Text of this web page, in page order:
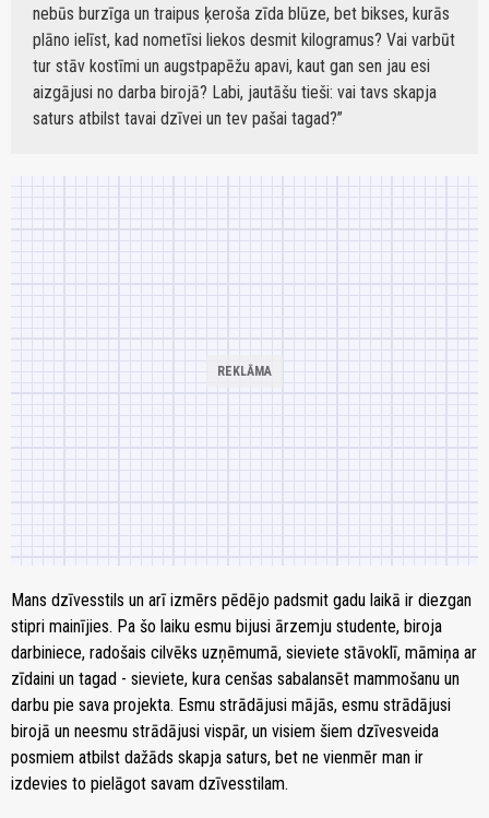
nebūs burzīga un traipus ķeroša zīda blūze, bet bikses, kurās
plāno ielīst, kad nometīsi liekos desmit kilogramus? Vai varbūt
tur stāv kostīmi un augstpapēžu apavi, kaut gan sen jau esi
aizgājusi no darba birojā? Labi, jautāšu tieši: vai tavs skapja
saturs atbilst tavai dzīvei un tev pašai tagad?
Mans dzīvesstils un arī izmērs pēdējo padsmit gadu laikā ir diezgan
stipri mainījies. Pa šo laiku esmu bijusi ārzemju studente, biroja
darbiniece, radošais cilvēks uzņēmumā, sieviete stāvoklī, māmiņa ar
zīdaini un tagad - sieviete, kura cenšas sabalansēt mammošanu un
darbu pie sava projekta. Esmu strādājusi mājās, esmu strādājusi
birojā un neesmu strādājusi vispār, un visiem šiem dzīvesveida
posmiem atbilst dažāds skapja saturs, bet ne vienmēr man ir
izdevies to pielāgot savam dzīvesstilam.